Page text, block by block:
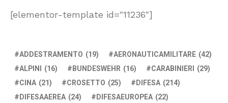
[elementor-template id="11236"]
ADDESTRAMENTO (19) AERONAUTICAMILITARE (42)
ALPINI (16) BUNDESWEHR (16) CARABINIERI (29)
CINA (21) CROSETTO (25) DIFESA (214)
DIFESAAEREA (24) DIFESAEUROPEA (22)